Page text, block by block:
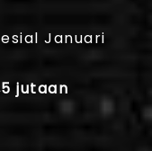
Januari
jutaan